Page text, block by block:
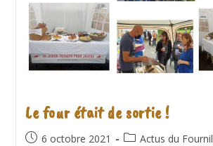
Le four était de sortie !
Publication
6 octobre 2021
PostActus du Fournil